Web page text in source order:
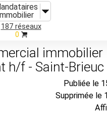
187 réseaux
0
immobilier
h/f - Saint-Brieuc
Publiée le
Supprimée le